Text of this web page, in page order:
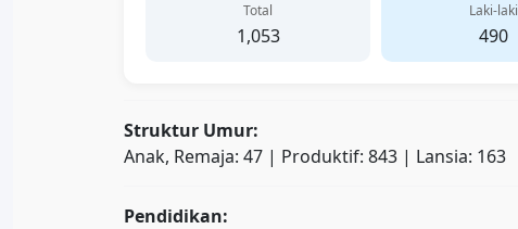
Total
1,053
Laki-laki
490
Struktur Umur:
Anak, Remaja: 47 | Produktif: 843 | Lansia: 163
Pendidikan: